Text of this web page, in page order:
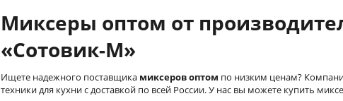
Миксеры оптом от
«Сотовик-М»
Ищете надежного поставщика миксеров оптом по низким ценам?
техники для кухни с доставкой по всей России. У нас вы можете купить